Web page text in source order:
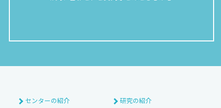
センターの紹介
研究の紹介